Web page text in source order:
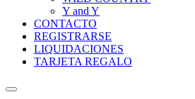
Y and Y
CONTACTO
REGISTRARSE
LIQUIDACIONES
TARJETA REGALO